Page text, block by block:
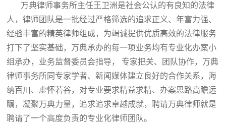
万典律师事务所主任王卫洲是社会公认的有良知的法律
人，律师团队是一批经过严格筛选的追求正义、年富力强、
经验丰富的精英律师组成，为竭诚提供优质高效的法律服务
打下了坚实基础，万典承办的每一项业务均有专业化办案小
组承办，业务监督委员会指导， 专家把关、团队协作，万典
律师事务所同专家学者、新闻媒体建立良好的合作关系，海
纳百川、虚怀若谷，对专业要求精益求精、办案思路高瞻远
瞩，凝聚万典力量，追求追求卓越成就，聘请万典律师就是
聘请了一个高度负责的专业化律师团队。